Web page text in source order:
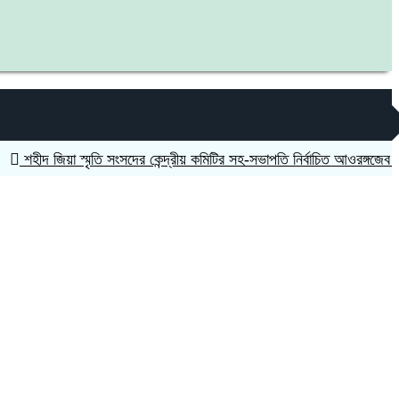
জিয়া স্মৃতি সংসদের কেন্দ্রীয় কমিটির সহ-সভাপতি নির্বাচিত আওরঙ্গজেব কামাল